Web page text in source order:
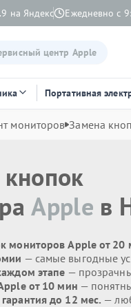
на Яндекс Ежедневно с
центр Apple
Портативная
мониторов Замена
Apple в
мониторов Apple от 20
— самые выгодные
этапе —
от 10 мин —
до 12 мес. —